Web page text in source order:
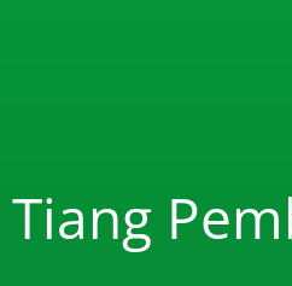
Tiang